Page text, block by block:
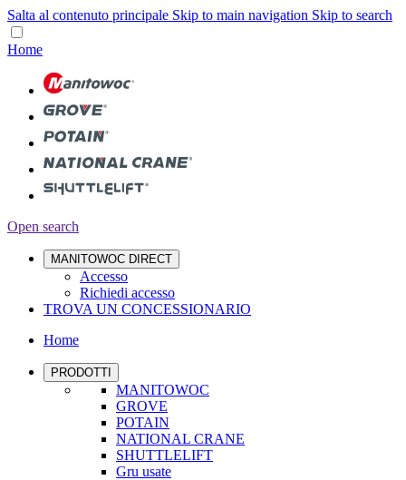
Salta al contenuto principale Skip to main navigation Skip to search
Home
Open search
MANITOWOC DIRECT
Accesso
Richiedi accesso
TROVA UN CONCESSIONARIO
Home
PRODOTTI
MANITOWOC
GROVE
POTAIN
NATIONAL CRANE
SHUTTLELIFT
Gru usate